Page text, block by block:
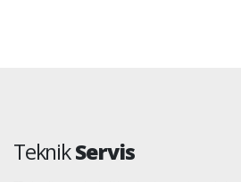
TeknikServis